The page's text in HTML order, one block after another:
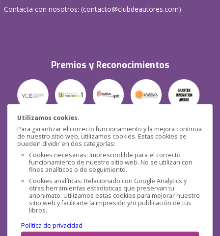
Utilizamos cookies.
Para garantizar el correcto funcionamiento y la mejora continua
de nuestro sitio web, utilizamos cookies. Estas cookies se
pueden dividir en dos categorías:
Cookies necesarias: Imprescindible para el correcto
funcionamiento de nuestro sitio web. No se utilizan con
fines analíticos o de seguimiento.
Cookies analíticas: Relacionado con Google Analytics y
otras herramientas estadísticas que preservan tu
anonimato. Utilizamos estas cookies para mejorar nuestro
sitio web y facilitarte la impresión y/o publicación de tus
libros.
Política de privacidad
.
Contacta con nosotros: (contacto@clubdeautores.com)
Premios y Reconocimientos
Seguridad
Redes sociales